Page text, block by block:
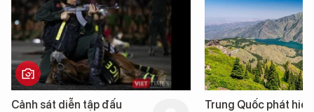
Trung Quốc phát hiện “mỏ
Loạt dự án bất động